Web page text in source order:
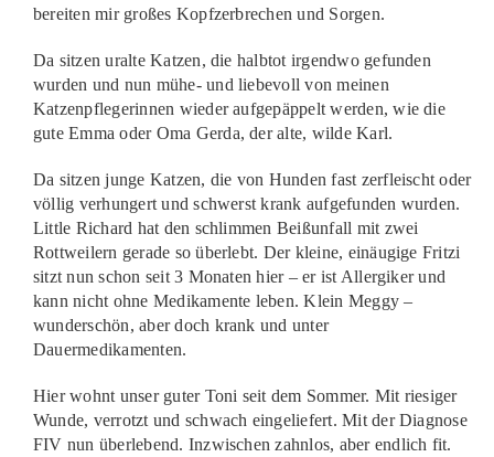
bereiten mir großes Kopfzerbrechen und Sorgen.
Da sitzen uralte Katzen, die halbtot irgendwo gefunden
wurden und nun mühe- und liebevoll von meinen
Katzenpflegerinnen wieder aufgepäppelt werden, wie die
gute Emma oder Oma Gerda, der alte, wilde Karl.
Da sitzen junge Katzen, die von Hunden fast zerfleischt oder
völlig verhungert und schwerst krank aufgefunden wurden.
Little Richard hat den schlimmen Beißunfall mit zwei
Rottweilern gerade so überlebt. Der kleine, einäugige Fritzi
sitzt nun schon seit 3 Monaten hier – er ist Allergiker und
kann nicht ohne Medikamente leben. Klein Meggy –
wunderschön, aber doch krank und unter
Dauermedikamenten.
Hier wohnt unser guter Toni seit dem Sommer. Mit riesiger
Wunde, verrotzt und schwach eingeliefert. Mit der Diagnose
FIV nun überlebend. Inzwischen zahnlos, aber endlich fit.